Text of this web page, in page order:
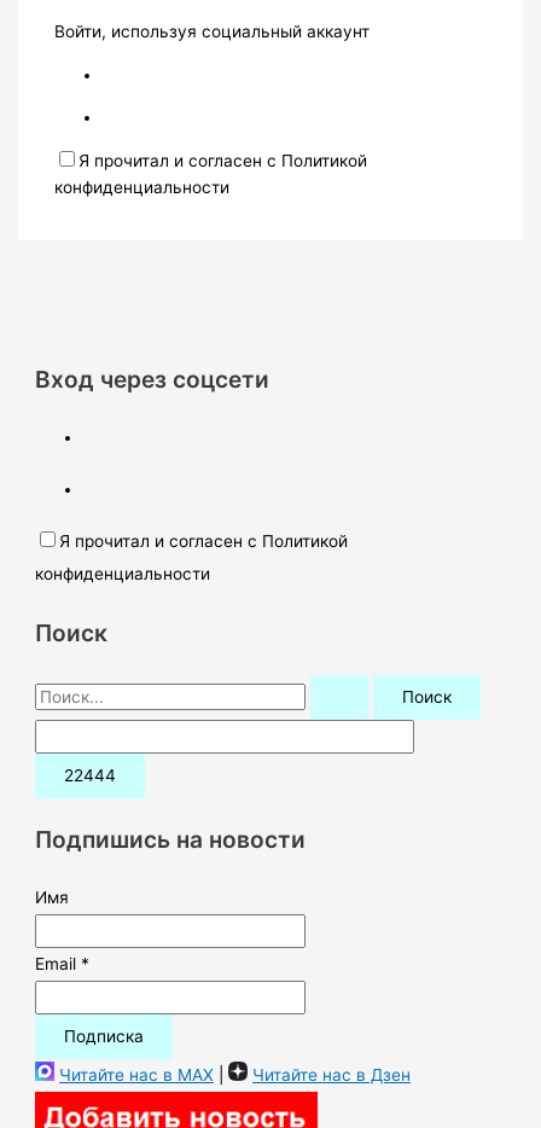
Войти, используя социальный аккаунт
Я прочитал и согласен с Политикой
конфиденциальности
Вход через соцсети
Я прочитал и согласен с Политикой
конфиденциальности
Поиск
П
о
и
:Подпишись на новости
Имя
Email *
Читайте нас в MAX | Читайте нас в Дзен